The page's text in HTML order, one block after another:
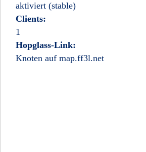
aktiviert (stable)
Clients:
1
Hopglass-Link:
Knoten auf map.ff3l.net